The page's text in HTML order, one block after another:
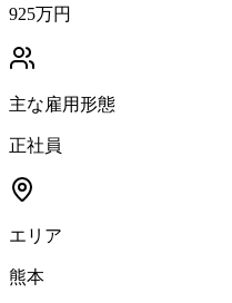
925万円
主な雇用形態
正社員
エリア
熊本